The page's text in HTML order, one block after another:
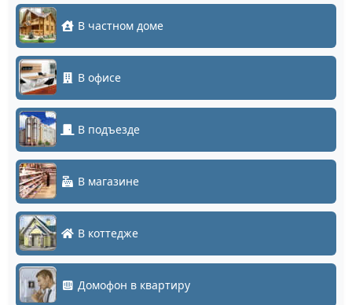
В частном доме
В офисе
В подъезде
В магазине
В коттедже
Домофон в квартиру